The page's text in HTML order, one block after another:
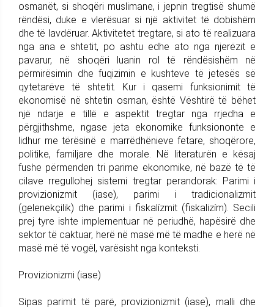
osmanët, si shoqëri muslimane, i jepnin tregtisë shumë
rëndësi, duke e vlerësuar si një aktivitet të dobishëm
dhe të lavdëruar. Aktivitetet tregtare, si ato të realizuara
nga ana e shtetit, po ashtu edhe ato nga njerëzit e
pavarur, në shoqëri luanin rol të rëndësishëm në
përmirësimin dhe fuqizimin e kushteve të jetesës së
qytetarëve të shtetit. Kur i qasemi funksionimit të
ekonomisë në shtetin osman, është Vështirë të bëhet
një ndarje e tillë e aspektit tregtar nga rrjedha e
përgjithshme, ngase jeta ekonomike funksiononte e
lidhur me tërësinë e marrëdhënieve fetare, shoqërore,
politike, familjare dhe morale. Në literaturën e kësaj
fushe përmenden tri parime ekonomike, në bazë të të
cilave rregullohej sistemi tregtar perandorak: Parimi i
provizionizmit (iase), parimi i tradicionalizmit
(gelenekçilik) dhe parimi i fiskalízmit (fiskalizím). Secili
prej tyre ishte implementuar në periudhë, hapësirë dhe
sektor të caktuar, herë në masë më të madhe e herë në
masë më të vogël, varësisht nga konteksti.
Provizionizmi (iase)
Sipas parimit të parë, provizionizmit (iase), malli dhe